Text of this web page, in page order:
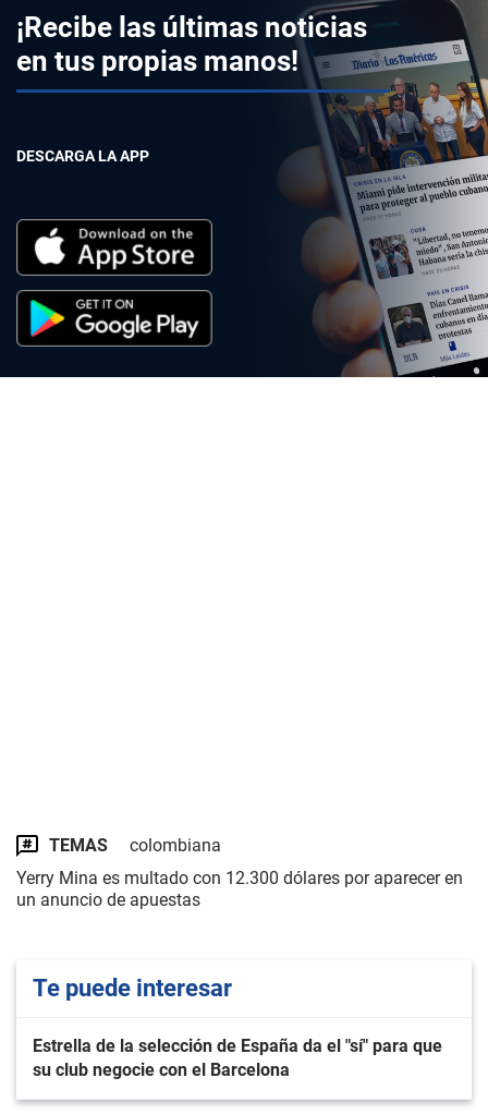
¡Recibe las últimas noticias
en tus propias manos!
DESCARGA LA APP
TEMAS
colombiana
Yerry Mina es multado con 12.300 dólares por aparecer en
un anuncio de apuestas
Te puede interesar
Estrella de la selección de España da el "sí" para que
su club negocie con el Barcelona